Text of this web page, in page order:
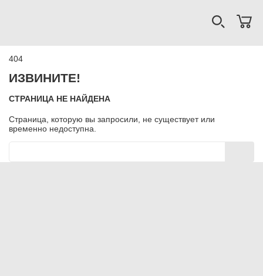
404
ИЗВИНИТЕ!
СТРАНИЦА НЕ НАЙДЕНА
Страница, которую вы запросили, не существует или
временно недоступна.